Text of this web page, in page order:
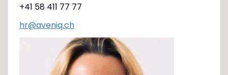
+41 58 411 77 77
hr@aveniq.ch